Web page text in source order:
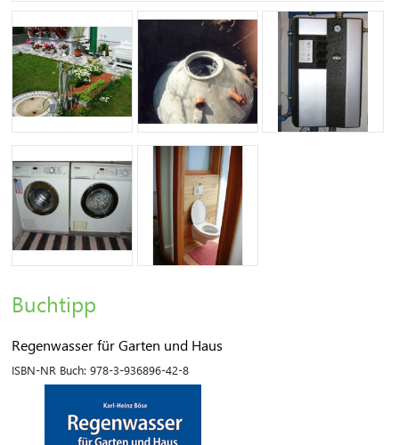
Buchtipp
Regenwasser für Garten und Haus
ISBN-NR Buch: 978-3-936896-42-8